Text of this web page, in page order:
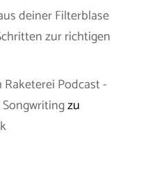
deiner Filterblase
zur richtigen
Podcast -
zu